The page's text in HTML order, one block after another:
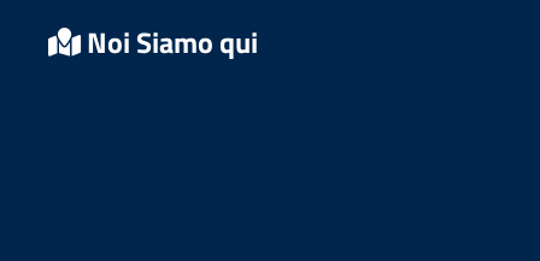
Noi Siamo qui